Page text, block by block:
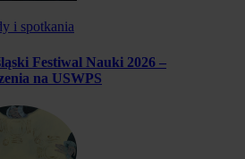
i spotkania
Festiwal Nauki 2026 –
na USWPS